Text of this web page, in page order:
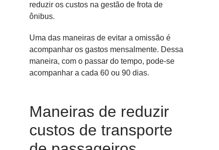
reduzir os custos na gestão de frota de
ônibus.
Uma das maneiras de evitar a omissão é
acompanhar os gastos mensalmente. Dessa
maneira, com o passar do tempo, pode-se
acompanhar a cada 60 ou 90 dias.
Maneiras de reduzir
custos de transporte